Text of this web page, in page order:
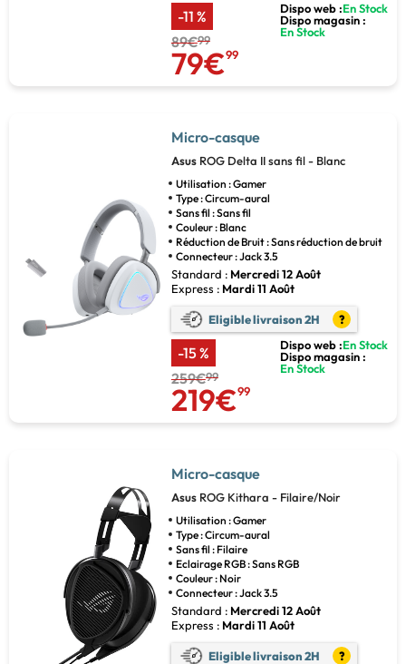
-11 %
89€99
79€99
Dispo web :En Stock
Dispo magasin :
En Stock
Micro-casque
Asus ROG Delta II sans fil - Blanc
Utilisation : Gamer
Type : Circum-aural
Sans fil : Sans fil
Couleur : Blanc
Réduction de Bruit : Sans réduction de bruit
Connecteur : Jack 3.5
Standard : Mercredi 12 Août
Express : Mardi 11 Août
Eligible livraison 2H ?
-15 %
259€99
219€99
Dispo web :En Stock
Dispo magasin :
En Stock
Micro-casque
Asus ROG Kithara - Filaire/Noir
Utilisation : Gamer
Type : Circum-aural
Sans fil : Filaire
Eclairage RGB : Sans RGB
Couleur : Noir
Connecteur : Jack 3.5
Standard : Mercredi 12 Août
Express : Mardi 11 Août
Eligible livraison 2H ?